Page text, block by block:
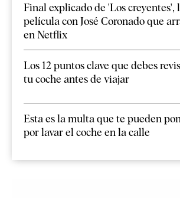
Final explicado de 'Los creyentes',
película con José Coronado que
en Netflix
Los 12 puntos clave que debes
tu coche antes de viajar
Esta es la multa que te pueden
por lavar el coche en la calle